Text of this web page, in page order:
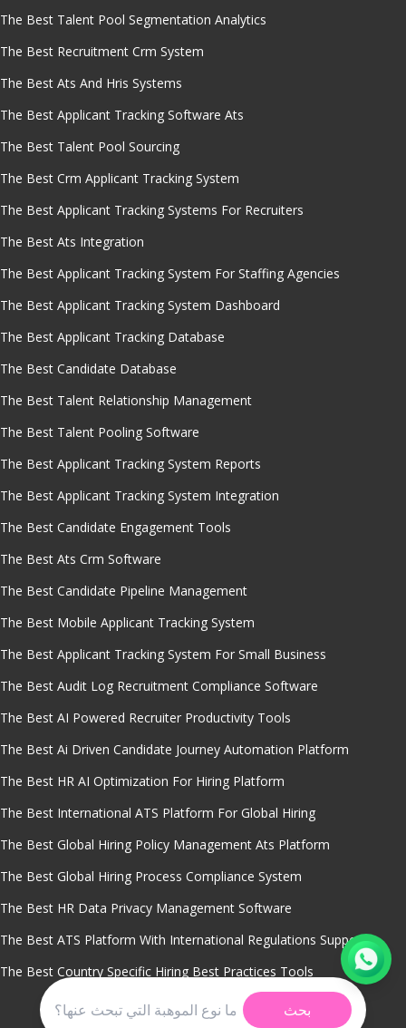
بحث
The Best Talent Pool Segmentation Analytics
The Best Recruitment Crm System
The Best Ats And Hris Systems
The Best Applicant Tracking Software Ats
The Best Talent Pool Sourcing
The Best Crm Applicant Tracking System
The Best Applicant Tracking Systems For Recruiters
The Best Ats Integration
The Best Applicant Tracking System For Staffing Agencies
The Best Applicant Tracking System Dashboard
The Best Applicant Tracking Database
The Best Candidate Database
The Best Talent Relationship Management
The Best Talent Pooling Software
The Best Applicant Tracking System Reports
The Best Applicant Tracking System Integration
The Best Candidate Engagement Tools
The Best Ats Crm Software
The Best Candidate Pipeline Management
The Best Mobile Applicant Tracking System
The Best Applicant Tracking System For Small Business
The Best Audit Log Recruitment Compliance Software
The Best AI Powered Recruiter Productivity Tools
The Best Ai Driven Candidate Journey Automation Platform
The Best HR AI Optimization For Hiring Platform
The Best International ATS Platform For Global Hiring
The Best Global Hiring Policy Management Ats Platform
The Best Global Hiring Process Compliance System
The Best HR Data Privacy Management Software
The Best ATS Platform With International Regulations Support
The Best Country Specific Hiring Best Practices Tools